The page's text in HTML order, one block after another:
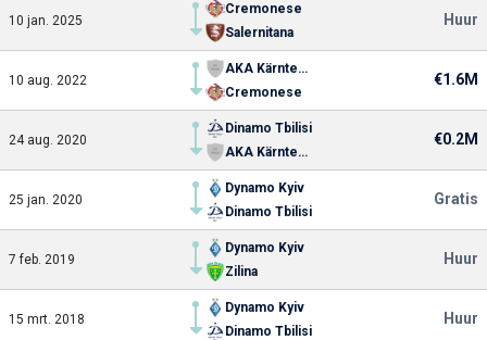
10 jan. 2025
Cremonese
Salernitana
Huur
10 aug. 2022
AKA Kärnten U18
Cremonese
€1.6M
24 aug. 2020
Dinamo Tbilisi
AKA Kärnten U18
€0.2M
25 jan. 2020
Dynamo Kyiv
Dinamo Tbilisi
Gratis
7 feb. 2019
Dynamo Kyiv
Zilina
Huur
15 mrt. 2018
Dynamo Kyiv
Dinamo Tbilisi
Huur